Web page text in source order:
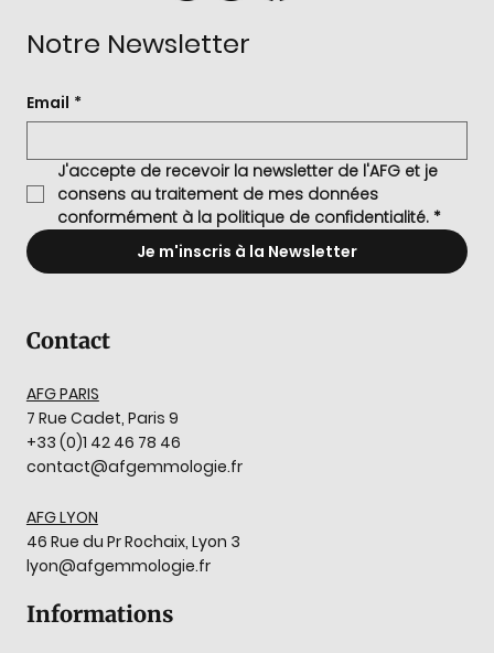
Notre Newsletter
Email *
J'accepte de recevoir la newsletter de l'AFG et je
consens au traitement de mes données
conformément à la politique de confidentialité. *
Je m'inscris à la Newsletter
Informations
Contact
AFG PARIS
7 Rue Cadet, Paris 9
+33 (0)1 42 46 78 46
contact@afgemmologie.fr
AFG LYON
46 Rue du Pr Rochaix, Lyon 3
lyon@afgemmologie.fr